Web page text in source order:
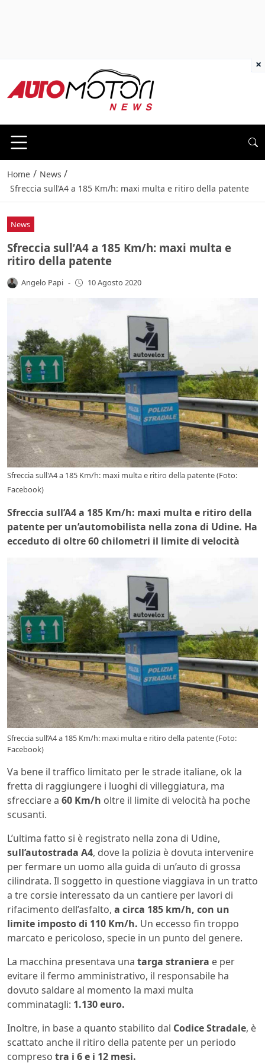
Home / News /
Sfreccia sull’A4 a 185 Km/h: maxi multa e ritiro della patente
News
Sfreccia sull’A4 a 185 Km/h: maxi multa e
ritiro della patente
Angelo Papi - 10 Agosto 2020
Sfreccia sull'A4 a 185 Km/h: maxi multa e ritiro della patente (Foto:
Facebook)
Sfreccia sull’A4 a 185 Km/h: maxi multa e ritiro della
patente per un’automobilista nella zona di Udine. Ha
ecceduto di oltre 60 chilometri il limite di velocità
Sfreccia sull’A4 a 185 Km/h: maxi multa e ritiro della patente (Foto:
Facebook)
Va bene il traffico limitato per le strade italiane, ok la
fretta di raggiungere i luoghi di villeggiatura, ma
sfrecciare a 60 Km/h oltre il limite di velocità ha poche
scusanti.
L’ultima fatto si è registrato nella zona di Udine,
sull’autostrada A4, dove la polizia è dovuta intervenire
per fermare un uomo alla guida di un’auto di grossa
cilindrata. Il soggetto in questione viaggiava in un tratto
a tre corsie interessato da un cantiere per lavori di
rifacimento dell’asfalto, a circa 185 km/h, con un
limite imposto di 110 Km/h. Un eccesso fin troppo
marcato e pericoloso, specie in un punto del genere.
La macchina presentava una targa straniera e per
evitare il fermo amministrativo, il responsabile ha
dovuto saldare al momento la maxi multa
comminatagli: 1.130 euro.
Inoltre, in base a quanto stabilito dal Codice Stradale, è
scattato anche il ritiro della patente per un periodo
compreso tra i 6 e i 12 mesi.
×